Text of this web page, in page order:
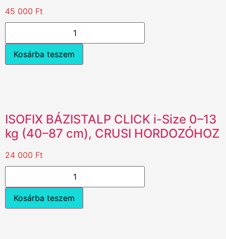
45 000 Ft
Kosárba teszem
ISOFIX BÁZISTALP CLICK i-Size 0–13
kg (40–87 cm), CRUSI HORDOZÓHOZ
24 000 Ft
Kosárba teszem